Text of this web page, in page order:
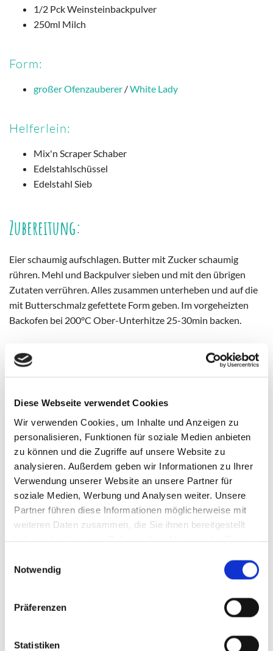
Diese Webseite verwendet Cookies
Wir verwenden Cookies, um Inhalte und Anzeigen zu
personalisieren, Funktionen für soziale Medien anbieten
zu können und die Zugriffe auf unsere Website zu
analysieren. Außerdem geben wir Informationen zu Ihrer
Verwendung unserer Website an unsere Partner für
soziale Medien, Werbung und Analysen weiter. Unsere
Partner führen diese Informationen möglicherweise mit
weiteren Daten zusammen, die Sie ihnen bereitgestellt
Notwendig
Präferenzen
Statistiken
1/2 Pck Weinsteinbackpulver
250ml Milch
Form:
großer Ofenzauberer /White Lady
Helferlein:
Mix'n Scraper Schaber
Edelstahlschüssel
Edelstahl Sieb
Zubereitung:
Eier schaumig aufschlagen. Butter mit Zucker schaumig
rühren. Mehl und Backpulver sieben und mit den übrigen
Zutaten verrühren. Alles zusammen unterheben und auf die
mit Butterschmalz gefettete Form geben. Im vorgeheizten
Backofen bei 200°C Ober-Unterhitze 25-30min backen.
Tipp:
Nach Belieben mit Schokolade oder Zuckerglasur
KOCH/BACKZEIT: 60min
Schneller, lockerer Lebkuchen, Das Rezept